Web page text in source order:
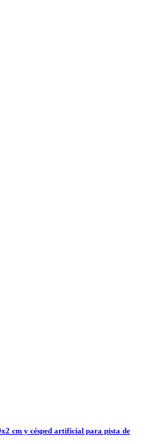
cm y césped artificial para pista de